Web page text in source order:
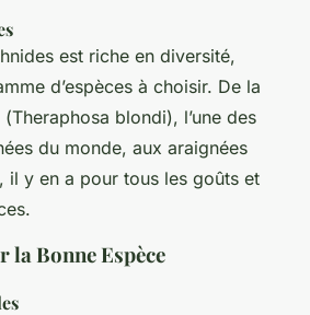
est riche en diversité,
d’espèces à choisir. De la
(Theraphosa blondi), l’une des
du monde, aux araignées
il y en a pour tous les goûts et
Bonne Espèce